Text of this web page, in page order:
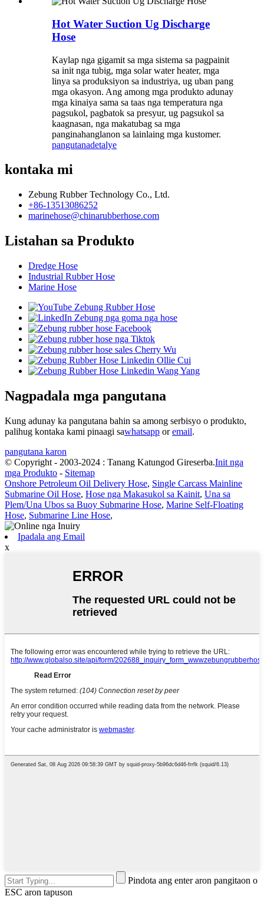
Hot Water Suction Ug Discharge
Hose
Kaylap nga gigamit sa mga sistema sa pagpainit
sa init nga tubig, mga solar water heater, mga
linya sa produksiyon sa industriya, ug uban pang
mga okasyon. Ang among mga produkto adunay
mga kinaiya sama sa taas nga temperatura nga
pagsukol, pagbatok sa presyur, ug pagsukol sa
kaagnasan, nga makatubag sa mga
panginahanglanon sa lainlaing mga kustomer.
pangutanadetalye
kontaka mi
Zebung Rubber Technology Co., Ltd.
+86-13513086252
marinehose@chinarubberhose.com
Listahan sa Produkto
Dredge Hose
Industrial Rubber Hose
Marine Hose
Nagpadala mga pangutana
Kung adunay ka pangutana bahin sa among serbisyo o produkto,
palihug kontaka kami pinaagi sawhatsapp oremail.
pangutana karon
© Copyright - 2003-2024 : Tanang Katungod Gireserba.Init nga
mga Produkto - Sitemap
Onshore Petroleum Oil Delivery Hose, Single Carcass Mainline
Submarine Oil Hose, Hose nga Makasukol sa Kainit, Una sa
Plem/Una Ubos sa Buoy Submarine Hose, Marine Self-Floating
Hose, Submarine Line Hose,
Ipadala ang Email
x
Pindota ang enter aron pangitaon o
ESC aron tapuson